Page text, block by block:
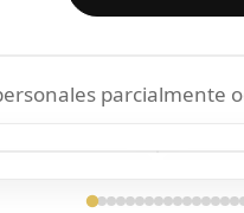
parcialmente